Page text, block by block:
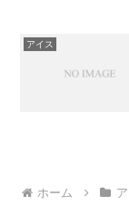
アイス
ホーム